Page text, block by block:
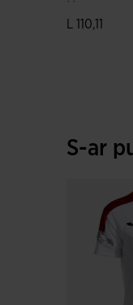
L 110,11
S-ar